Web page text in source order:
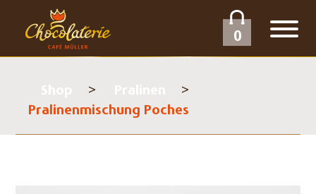
0
Pralinenmischung Poches